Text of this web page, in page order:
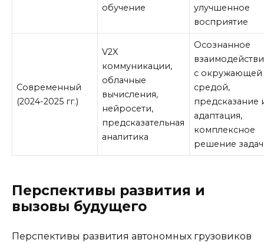
обучение
улучшенное
восприятие
Современный
(2024-2025 гг.)
V2X
коммуникации,
облачные
вычисления,
нейросети,
предсказательная
аналитика
Осознанное
с окружающей
средой,
предсказание
адаптация,
комплексное
решение задач
Перспективы развития и
вызовы будущего
Перспективы развития автономных грузовиков